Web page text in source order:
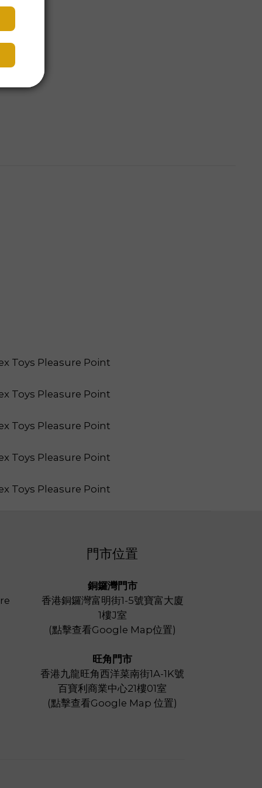
門市位置
銅鑼灣門市
香港銅鑼灣富明街1-5號寶富大廈
1樓J室
(點擊查看Google Map位置)
旺角門市
香港九龍旺角西洋菜南街1A-1K號
百寶利商業中心21樓01室
(點擊查看Google Map 位置)